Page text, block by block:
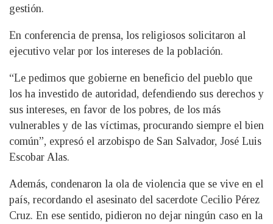
gestión.
En conferencia de prensa, los religiosos solicitaron al
ejecutivo velar por los intereses de la población.
“Le pedimos que gobierne en beneficio del pueblo que
los ha investido de autoridad, defendiendo sus derechos y
sus intereses, en favor de los pobres, de los más
vulnerables y de las víctimas, procurando siempre el bien
común”, expresó el arzobispo de San Salvador, José Luis
Escobar Alas.
Además, condenaron la ola de violencia que se vive en el
país, recordando el asesinato del sacerdote Cecilio Pérez
Cruz. En ese sentido, pidieron no dejar ningún caso en la